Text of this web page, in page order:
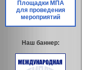
Площадки МПА
для проведения
мероприятий
Наш баннер: